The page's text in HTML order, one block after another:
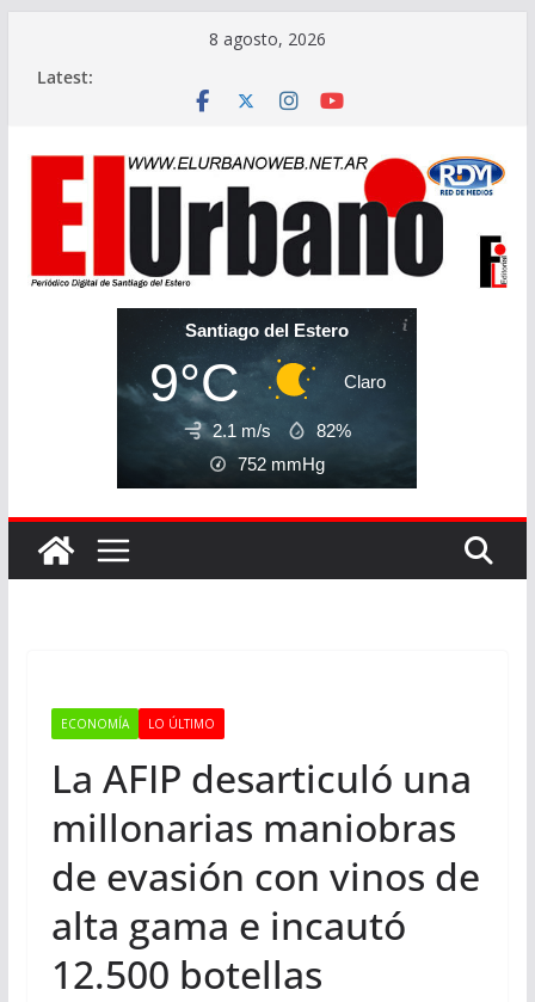
8 agosto, 2026
Latest:
Santiago del Estero
9°C Claro
2.1 m/s
82%
752 mmHg
ECONOMÍA LO ÚLTIMO
La AFIP desarticuló una
millonarias maniobras
de evasión con vinos de
alta gama e incautó
12.500 botellas